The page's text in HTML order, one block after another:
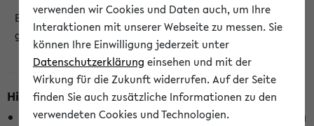
Es wurden keine jetzt stattfindenden Veranstaltungen
gefunden!
Hinweise zur Liste
Die Anzeige ist semesterübergreifend und nicht abhängig
verwenden wir Cookies und Daten auch, um Ihre
Interaktionen mit unserer Webseite zu messen. Sie
können Ihre Einwilligung jederzeit unter
Datenschutzerklärung einsehen und mit der
Wirkung für die Zukunft widerrufen. Auf der Seite
finden Sie auch zusätzliche Informationen zu den
verwendeten Cookies und Technologien.